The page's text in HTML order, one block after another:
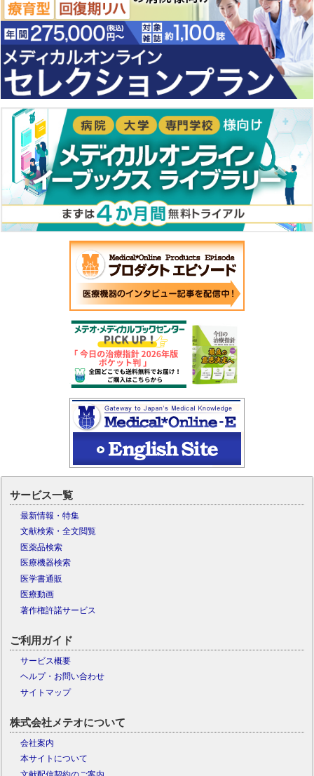
サービス一覧
最新情報・特集
文献検索・全文閲覧
医薬品検索
医療機器検索
医学書通販
医療動画
著作権許諾サービス
ご利用ガイド
サービス概要
ヘルプ・お問い合わせ
サイトマップ
株式会社メテオについて
会社案内
本サイトについて